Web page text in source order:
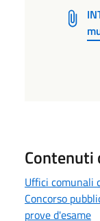
Uffici comunali
Concorso
prove d'esame